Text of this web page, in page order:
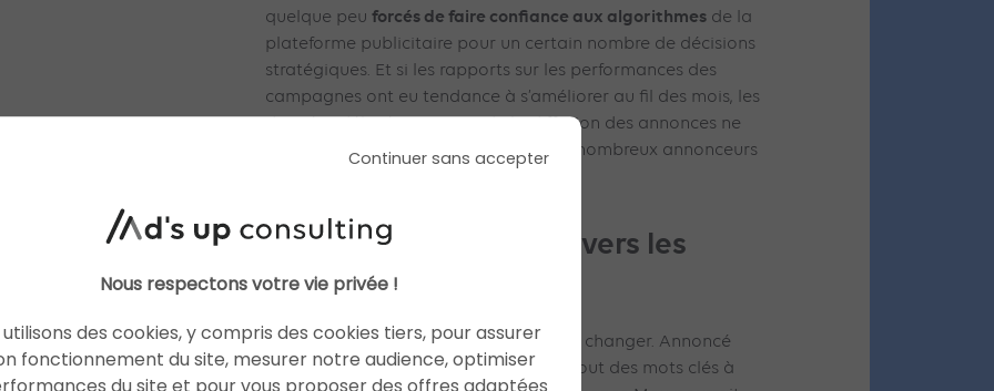
quelque peu forcés de faire confiance aux algorithmes de la
plateforme publicitaire pour un certain nombre de décisions
stratégiques. Et si les rapports sur les performances des
campagnes ont eu tendance à s’améliorer au fil des mois, les
données délivrées au sujet de la diffusion des annonces ne
sont toujours pas suffisantes selon de nombreux annonceurs
Un pas de Google Ads vers les
annonceurs ?
Mais la donne est peut-être en train de changer. Annoncé
durant ce mois de septembre 2024, l’ajout des mots clés à
Continuer sans accepter
Nous respectons votre vie privée !
utilisons des cookies, y compris des cookies tiers, pour assurer
fonctionnement du site, mesurer notre audience, optimiser